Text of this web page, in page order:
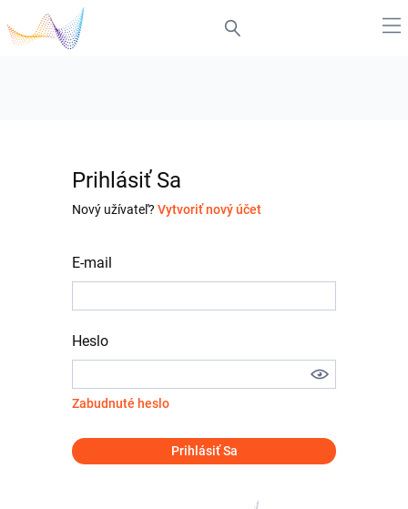
Prihlásiť Sa
Nový užívateľ? Vytvoriť nový účet
E-mail
Heslo
Zabudnuté heslo
Prihlásiť Sa